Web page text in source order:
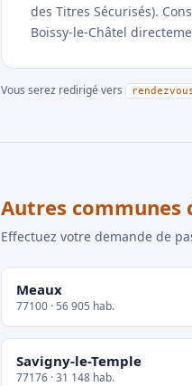
des Titres Sécurisés).
Boissy-le-Châtel
Vous serez redirigé vers
Autres communes
Effectuez votre demande de
Meaux
77100 · 56 905 hab.
Savigny-le-Temple
77176 · 31 148 hab.